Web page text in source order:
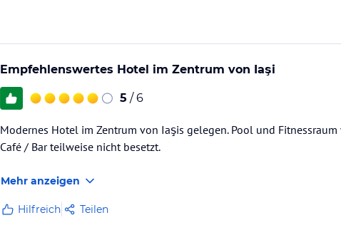
Empfehlenswertes Hotel im Zentrum von Iaşi
5 / 6
Modernes Hotel im Zentrum von Iaşis gelegen. Pool und
Café / Bar teilweise nicht besetzt.
Mehr anzeigen
Hilfreich Teilen